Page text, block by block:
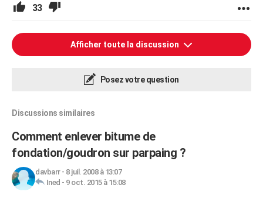
33
Afficher toute la discussion
Posez votre question
Discussions similaires
Comment enlever bitume de
fondation/goudron sur parpaing ?
davbarr- 8 juil. 2008 à 13:07
Ined - 9 oct. 2015 à 15:08